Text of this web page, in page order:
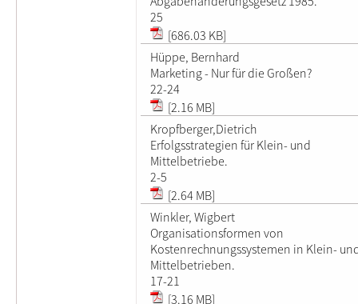
25
[686.03 KB]
Hüppe, Bernhard
Marketing - Nur für die Großen?
22-24
[2.16 MB]
Kropfberger,Dietrich
Erfolgsstrategien für Klein- und
Mittelbetriebe.
2-5
[2.64 MB]
Winkler, Wigbert
Organisationsformen von
Kostenrechnungssystemen in Klein-
Mittelbetrieben.
17-21
[3.16 MB]